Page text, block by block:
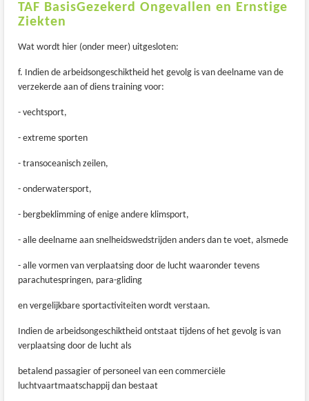
TAF BasisGezekerd Ongevallen en Ernstige
Ziekten
Wat wordt hier (onder meer) uitgesloten:
f. Indien de arbeidsongeschiktheid het gevolg is van deelname van de
verzekerde aan of diens training voor:
- vechtsport,
- extreme sporten
- transoceanisch zeilen,
- onderwatersport,
- bergbeklimming of enige andere klimsport,
- alle deelname aan snelheidswedstrijden anders dan te voet, alsmede
- alle vormen van verplaatsing door de lucht waaronder tevens
parachutespringen, para-gliding
en vergelijkbare sportactiviteiten wordt verstaan.
Indien de arbeidsongeschiktheid ontstaat tijdens of het gevolg is van
verplaatsing door de lucht als
betalend passagier of personeel van een commerciële
luchtvaartmaatschappij dan bestaat